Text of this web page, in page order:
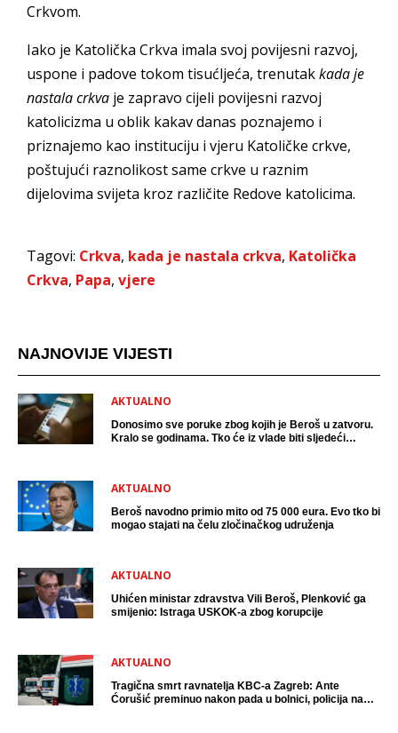
Crkvom.
Iako je Katolička Crkva imala svoj povijesni razvoj,
uspone i padove tokom tisućljeća, trenutakkada je
nastala crkva je zapravo cijeli povijesni razvoj
katolicizma u oblik kakav danas poznajemo i
priznajemo kao instituciju i vjeru Katoličke crkve,
poštujući raznolikost same crkve u raznim
dijelovima svijeta kroz različite Redove katolicima.
Tagovi: Crkva, kada je nastala crkva, Katolička
Crkva, Papa, vjere
NAJNOVIJE VIJESTI
AKTUALNO
Donosimo sve poruke zbog kojih je Beroš u zatvoru.
Kralo se godinama. Tko će iz vlade biti sljedeći
AKTUALNO
Beroš navodno primio mito od 75 000 eura. Evo tko bi
mogao stajati na čelu zločinačkog udruženja
AKTUALNO
Uhićen ministar zdravstva Vili Beroš, Plenković ga
smijenio: Istraga USKOK-a zbog korupcije
AKTUALNO
Tragična smrt ravnatelja KBC-a Zagreb: Ante
Ćorušić preminuo nakon pada u bolnici, policija na